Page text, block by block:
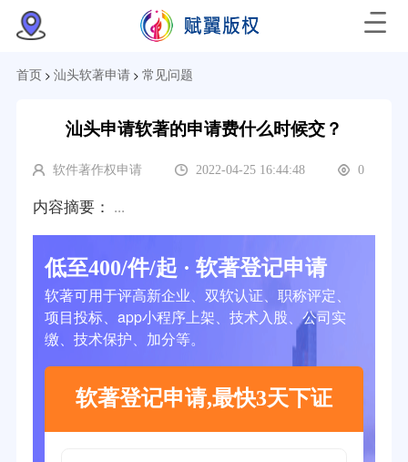
首页> 汕头软著申请> 常见问题
汕头申请软著的申请费什么时候交？
软件著作权申请 2022-04-25 16:44:48 0
内容摘要： ...
低至400/件/起 · 软著登记申请
软著可用于评高新企业、双软认证、职称评定、
项目投标、app小程序上架、技术入股、公司实
缴、技术保护、加分等。
软著登记申请,最快3天下证